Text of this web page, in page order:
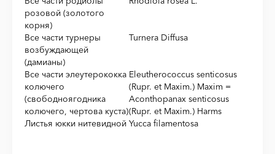
розовой (золотого
корня)
Все части турнеры
возбуждающей
(дамианы)
Turnera Diffusa
Все части элеутерококка
колючего
(свободноягодника
колючего, чертова куста)
Eleutherococcus senticosus
(Rupr. et Maxim.) Maxim =
Aconthopanax senticosus
(Rupr. et Maxim.) Harms
Листья юкки нитевидной Yucca filamentosa